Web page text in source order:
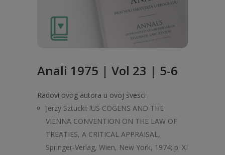
Anali 1975 | Vol 23 | 5-6
Radovi ovog autora u ovoj svesci
Jerzy Sztucki: lUS COGENS AND THE
VIENNA CONVENTION ON THE LAW OF
TREATIES, A CRITICAL APPRAISAL,
Springer-Verlag, Wien, New York, 1974; p. XI